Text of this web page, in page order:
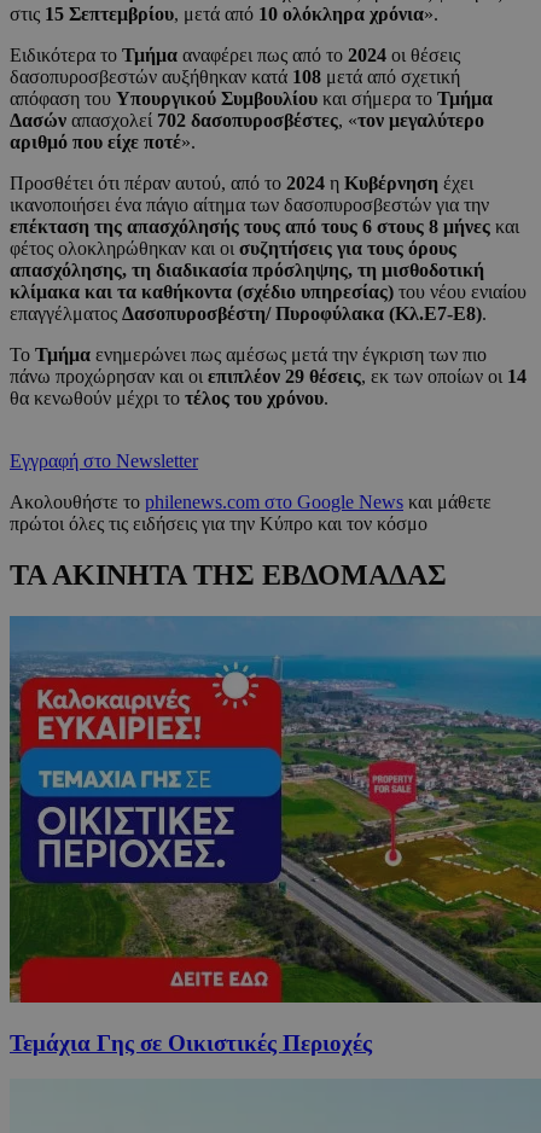
στις 15 Σεπτεμβρίου, μετά από 10 ολόκληρα χρόνια».
Ειδικότερα το Τμήμα αναφέρει πως από το 2024 οι θέσεις
δασοπυροσβεστών αυξήθηκαν κατά 108 μετά από σχετική
απόφαση του Υπουργικού Συμβουλίου και σήμερα το Τμήμα
Δασών απασχολεί 702 δασοπυροσβέστες, «τον μεγαλύτερο
αριθμό που είχε ποτέ».
Προσθέτει ότι πέραν αυτού, από το 2024 η Κυβέρνηση έχει
ικανοποιήσει ένα πάγιο αίτημα των δασοπυροσβεστών για την
επέκταση της απασχόλησής τους από τους 6 στους 8 μήνες και
φέτος ολοκληρώθηκαν και οι συζητήσεις για τους όρους
απασχόλησης, τη διαδικασία πρόσληψης, τη μισθοδοτική
κλίμακα και τα καθήκοντα (σχέδιο υπηρεσίας) του νέου ενιαίου
επαγγέλματος Δασοπυροσβέστη/ Πυροφύλακα (Κλ.Ε7-Ε8).
Το Τμήμα ενημερώνει πως αμέσως μετά την έγκριση των πιο
πάνω προχώρησαν και οι επιπλέον 29 θέσεις, εκ των οποίων οι 14
θα κενωθούν μέχρι το τέλος του χρόνου.
Εγγραφή στο Newsletter
Ακολουθήστε το philenews.com στο Google News και μάθετε
πρώτοι όλες τις ειδήσεις για την Κύπρο και τον κόσμο
ΤΑ ΑΚΙΝΗΤΑ ΤΗΣ ΕΒΔΟΜΑΔΑΣ
Τεμάχια Γης σε Οικιστικές Περιοχές